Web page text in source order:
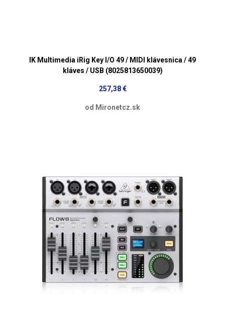
IK Multimedia iRig Key I/O 49 / MIDI klávesnica / 49
kláves / USB (8025813650039)
257,38 €
od Mironetcz.sk